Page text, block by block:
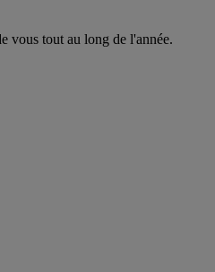
vous tout au long de l'année.